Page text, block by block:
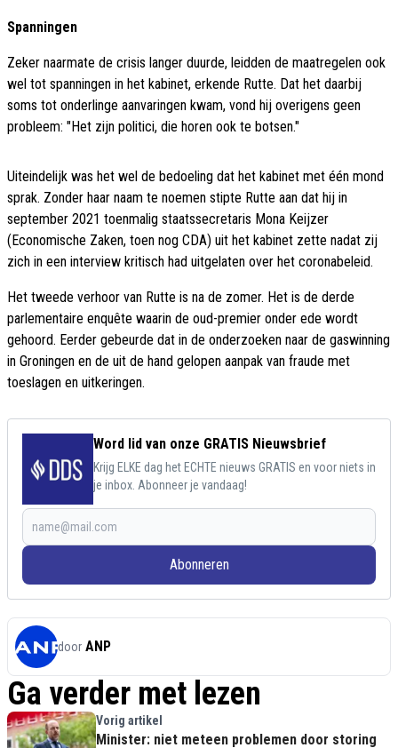
Spanningen
Zeker naarmate de crisis langer duurde, leidden de maatregelen ook
wel tot spanningen in het kabinet, erkende Rutte. Dat het daarbij
soms tot onderlinge aanvaringen kwam, vond hij overigens geen
probleem: "Het zijn politici, die horen ook te botsen."
Uiteindelijk was het wel de bedoeling dat het kabinet met één mond
sprak. Zonder haar naam te noemen stipte Rutte aan dat hij in
september 2021 toenmalig staatssecretaris Mona Keijzer
(Economische Zaken, toen nog CDA) uit het kabinet zette nadat zij
zich in een interview kritisch had uitgelaten over het coronabeleid.
Het tweede verhoor van Rutte is na de zomer. Het is de derde
parlementaire enquête waarin de oud-premier onder ede wordt
gehoord. Eerder gebeurde dat in de onderzoeken naar de gaswinning
in Groningen en de uit de hand gelopen aanpak van fraude met
toeslagen en uitkeringen.
Word lid van onze GRATIS Nieuwsbrief
Krijg ELKE dag het ECHTE nieuws GRATIS en voor niets in
je inbox. Abonneer je vandaag!
Abonneren
door ANP
Ga verder met lezen
Vorig artikel
Minister: niet meteen problemen door storing